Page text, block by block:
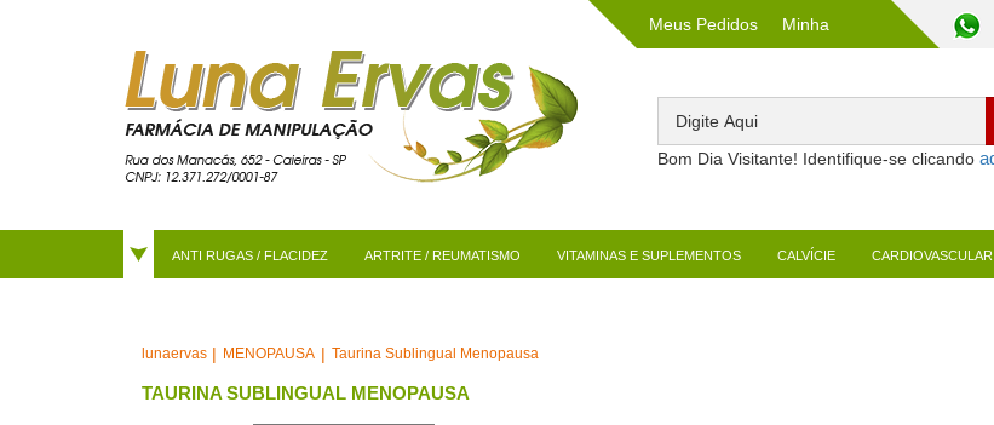
Meus Pedidos Minha
Bom Dia Visitante! Identifique-se clicando
ANTI RUGAS / FLACIDEZ ARTRITE / REUMATISMO VITAMINAS E SUPLEMENTOS CALVÍCIE CARDIOVASCULAR
lunaervas MENOPAUSA Taurina Sublingual Menopausa
TAURINA SUBLINGUAL MENOPAUSA